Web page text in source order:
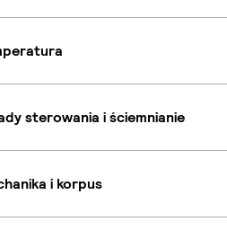
sterowania i ściemnianie
i korpus